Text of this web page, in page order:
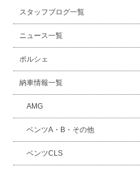
スタッフブログ一覧
ニュース一覧
ポルシェ
納車情報一覧
AMG
ベンツA・B・その他
ベンツCLS